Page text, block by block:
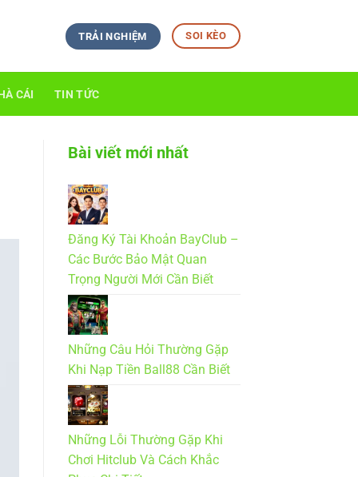
TRẢI NGHIỆM SOI KÈO
CÁI TIN TỨC
Bài viết mới nhất
Đăng Ký Tài Khoản BayClub –
Các Bước Bảo Mật Quan
Trọng Người Mới Cần Biết
Những Câu Hỏi Thường Gặp
Khi Nạp Tiền Ball88 Cần Biết
Những Lỗi Thường Gặp Khi
Chơi Hitclub Và Cách Khắc